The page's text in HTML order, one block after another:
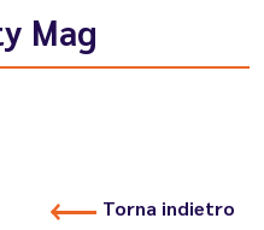
Mag
Torna indietro